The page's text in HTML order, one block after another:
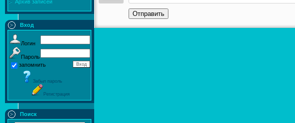
Архив записей
Вход
Логин
Пароль
запомнить
Забыл пароль
Регистрация
Поиск
Отправить